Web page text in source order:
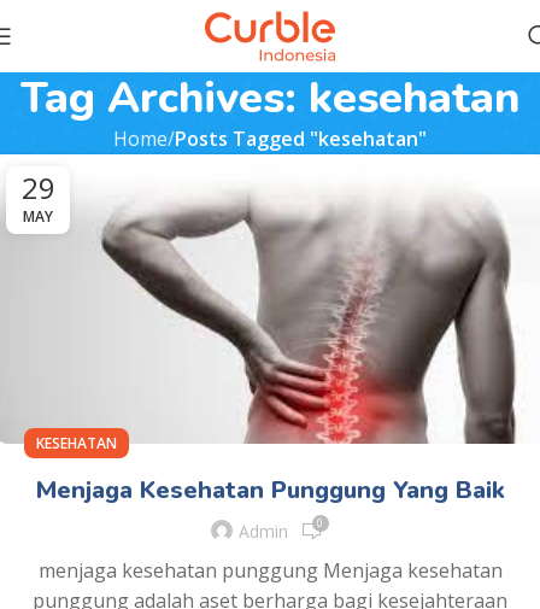
Tag Archives: kesehatan
Home Posts Tagged "kesehatan"
29
MAY
KESEHATAN
Menjaga Kesehatan Punggung Yang Baik
Admin 0
menjaga kesehatan punggung Menjaga kesehatan
punggung adalah aset berharga bagi kesejahteraan